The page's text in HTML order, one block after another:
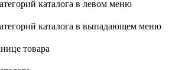
каталога в левом меню
каталога в выпадающем меню
товара